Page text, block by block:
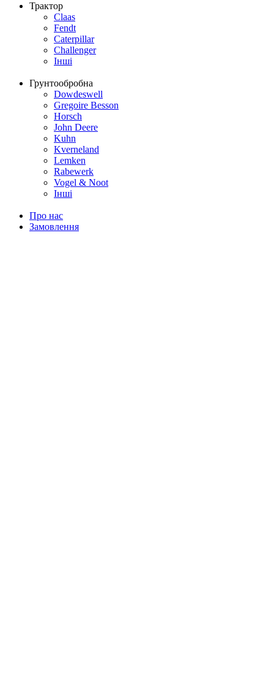
Трактор
Claas
Fendt
Caterpillar
Challenger
Інші
Грунтообробна
Dowdeswell
Gregoire Besson
Horsch
John Deere
Kuhn
Kverneland
Lemken
Rabewerk
Vogel & Noot
Інші
Про нас
Замовлення